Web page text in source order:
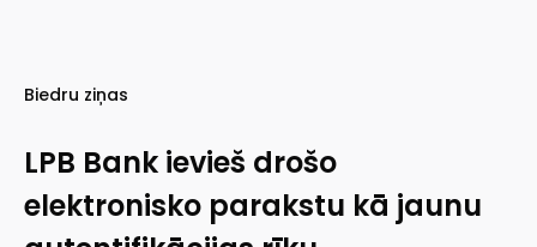
Biedru ziņas
LPB Bank ievieš drošo
elektronisko parakstu kā jaunu